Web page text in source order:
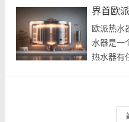
分。 解
欧派热水
水器是一
热水器有